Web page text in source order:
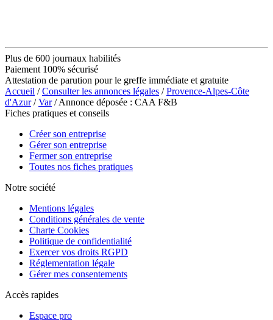
Plus de 600 journaux habilités
Paiement 100% sécurisé
Attestation de parution pour le greffe immédiate et gratuite
Accueil /Consulter les annonces légales /Provence-Alpes-Côte
d'Azur/Var/ Annonce déposée : CAA F&B
Fiches pratiques et conseils
Créer son entreprise
Gérer son entreprise
Fermer son entreprise
Toutes nos fiches pratiques
Notre société
Mentions légales
Conditions générales de vente
Charte Cookies
Politique de confidentialité
Exercer vos droits RGPD
Réglementation légale
Gérer mes consentements
Accès rapides
Espace pro